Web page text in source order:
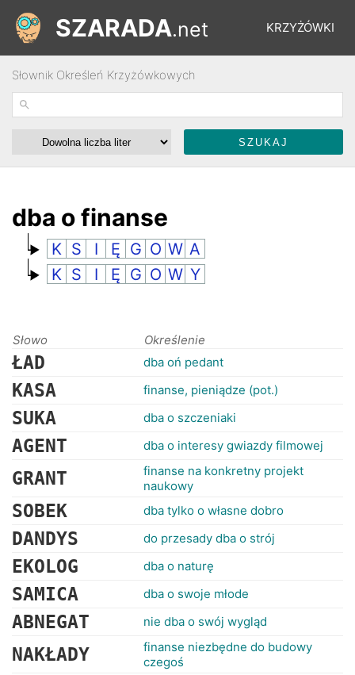
KRZYŻÓWKI
ŁAMIGŁÓWKI
SZARADA.net
Słownik Określeń Krzyżówkowych
dba o finanse
K S I Ę G O W A
K S I Ę G O W Y
Słowo Określenie
ŁAD dba oń pedant
KASA finanse, pieniądze (pot.)
SUKA dba o szczeniaki
AGENT dba o interesy gwiazdy filmowej
GRANT
finanse na konkretny projekt
naukowy
SOBEK dba tylko o własne dobro
DANDYS do przesady dba o strój
EKOLOG dba o naturę
SAMICA dba o swoje młode
ABNEGAT nie dba o swój wygląd
NAKŁADY
finanse niezbędne do budowy
czegoś